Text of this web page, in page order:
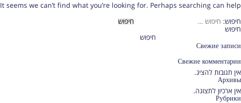
It seems we can’t find what you’re looking for. Perhaps searching can help.
חיפוש:
חיפוש
חיפוש
Свежие записи
Свежие комментарии
אין תגובות להציג.
Архивы
אין ארכיון לתצוגה.
Рубрики